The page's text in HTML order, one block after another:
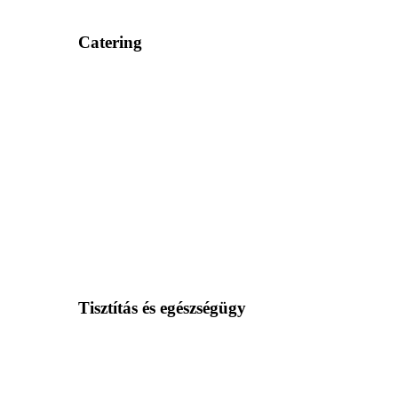
Catering
Tisztítás és egészségügy